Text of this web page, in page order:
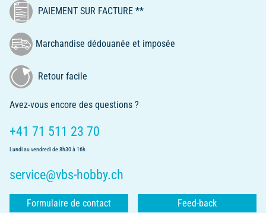
PAIEMENT SUR FACTURE **
Marchandise dédouanée et imposée
Retour facile
Avez-vous encore des questions ?
+41 71 511 23 70
Lundi au vendredi de 8h30 à 16h
service@vbs-hobby.ch
Formulaire de contact Feed-back